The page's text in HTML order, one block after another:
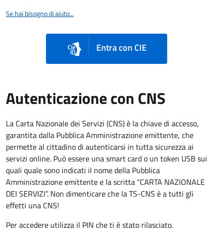
Se hai bisogno di aiuto...
Entra con CIE
Autenticazione con CNS
La Carta Nazionale dei Servizi (CNS) è la chiave di accesso,
garantita dalla Pubblica Amministrazione emittente, che
permette al cittadino di autenticarsi in tutta sicurezza ai
servizi online. Può essere una smart card o un token USB sui
quali quale sono indicati il nome della Pubblica
Amministrazione emittente e la scritta “CARTA NAZIONALE
DEI SERVIZI”. Non dimenticare che la TS-CNS è a tutti gli
effetti una CNS!
Per accedere utilizza il PIN che ti è stato rilasciato.